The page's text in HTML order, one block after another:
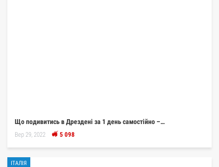
Що подивитись в Дрездені за 1 день самостійно –…
Вер 29, 2022 5 098
ІТАЛІЯ